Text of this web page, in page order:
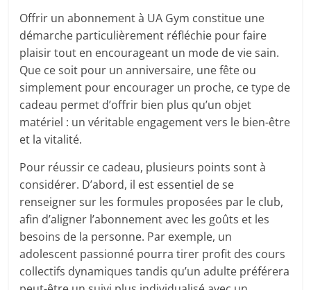
Offrir un abonnement à UA Gym constitue une
démarche particulièrement réfléchie pour faire
plaisir tout en encourageant un mode de vie sain.
Que ce soit pour un anniversaire, une fête ou
simplement pour encourager un proche, ce type de
cadeau permet d’offrir bien plus qu’un objet
matériel : un véritable engagement vers le bien-être
et la vitalité.
Pour réussir ce cadeau, plusieurs points sont à
considérer. D’abord, il est essentiel de se
renseigner sur les formules proposées par le club,
afin d’aligner l’abonnement avec les goûts et les
besoins de la personne. Par exemple, un
adolescent passionné pourra tirer profit des cours
collectifs dynamiques tandis qu’un adulte préférera